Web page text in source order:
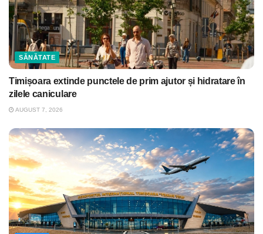
SĂNĂTATE
Timișoara extinde punctele de prim ajutor și hidratare în
zilele caniculare
AUGUST 7, 2026